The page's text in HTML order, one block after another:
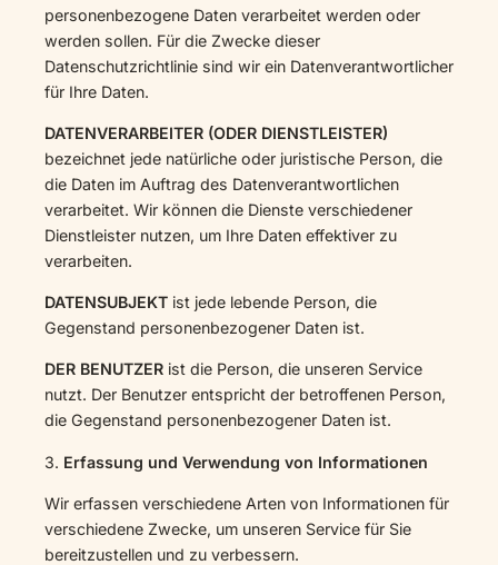
personenbezogene Daten verarbeitet werden oder
werden sollen. Für die Zwecke dieser
Datenschutzrichtlinie sind wir ein Datenverantwortlicher
für Ihre Daten.
DATENVERARBEITER (ODER DIENSTLEISTER)
bezeichnet jede natürliche oder juristische Person, die
die Daten im Auftrag des Datenverantwortlichen
verarbeitet. Wir können die Dienste verschiedener
Dienstleister nutzen, um Ihre Daten effektiver zu
verarbeiten.
DATENSUBJEKT ist jede lebende Person, die
Gegenstand personenbezogener Daten ist.
DER BENUTZER ist die Person, die unseren Service
nutzt. Der Benutzer entspricht der betroffenen Person,
die Gegenstand personenbezogener Daten ist.
3. Erfassung und Verwendung von Informationen
Wir erfassen verschiedene Arten von Informationen für
verschiedene Zwecke, um unseren Service für Sie
bereitzustellen und zu verbessern.